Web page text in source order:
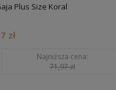
Plus Size Koral
zł
Najniższa cena:
71,97 zł